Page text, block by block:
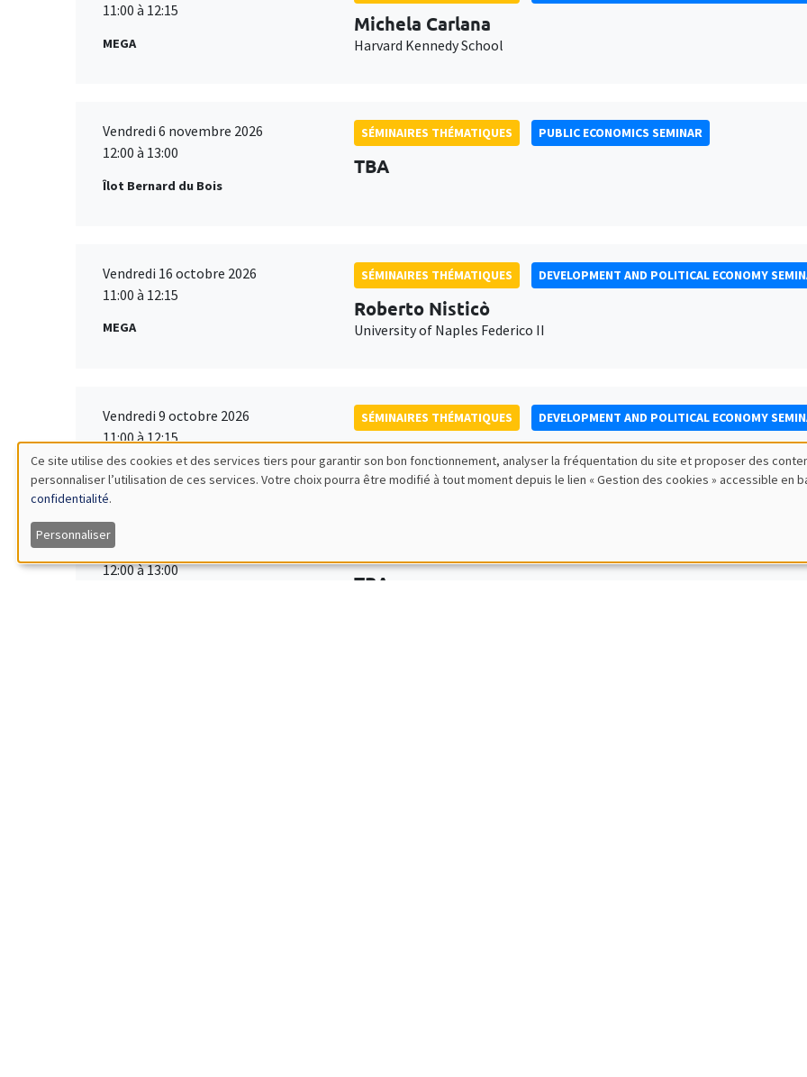
11:00 à 12:15
MEGA
Michela Carlana
Harvard Kennedy School
Vendredi 6 novembre 2026
12:00 à 13:00
Îlot Bernard du Bois
SÉMINAIRES THÉMATIQUES PUBLIC ECONOMICS SEMINAR
TBA
Vendredi 16 octobre 2026
11:00 à 12:15
MEGA
SÉMINAIRES THÉMATIQUES DEVELOPMENT AND POLITICAL ECONOMY
Roberto Nisticò
University of Naples Federico II
Vendredi 9 octobre 2026
11:00 à 12:15
SÉMINAIRES THÉMATIQUES DEVELOPMENT AND POLITICAL ECONOMY
Jean Lee
World Bank
Vendredi 2 octobre 2026
12:00 à 13:00
TBA
Utilisation
des
données
Ce site utilise des cookies et des services tiers pour garantir son bon fonctionnement, analyser la fréquentation du site et proposer des
personnaliser l’utilisation de ces services. Votre choix pourra être modifié à tout moment depuis le lien « Gestion des cookies » accessible en
confidentialité.
Personnaliser